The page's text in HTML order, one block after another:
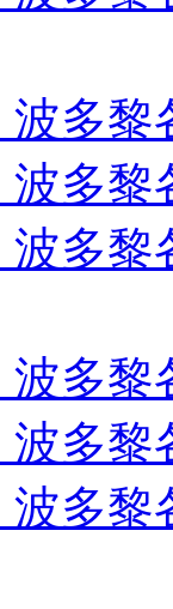
波多
波多
波多
波多
波多
波多